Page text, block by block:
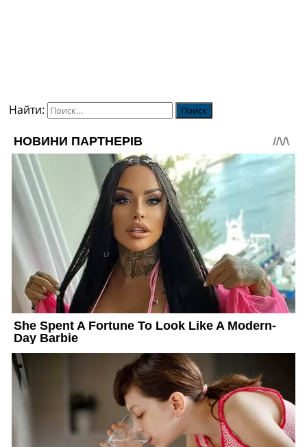
Найти: